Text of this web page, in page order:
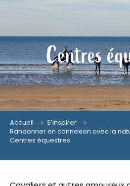
au
contenu
principal
Centres
Accueil
S’inspirer
Randonner en connexion avec la
Centres équestres